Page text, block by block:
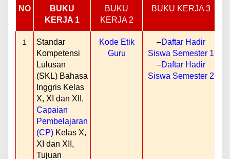
NO
BUKU
KERJA 1
BUKU
KERJA 2
BUKU KERJA 3
1
Standar
Kompetensi
Lulusan
(SKL) Bahasa
Inggris Kelas
X, XI dan XII,
Capaian
Pembelajaran
(CP) Kelas X,
XI dan XII,
Tujuan
Kode Etik
Guru
–Daftar Hadir
Siswa Semester 1
–Daftar Hadir
Siswa Semester 2